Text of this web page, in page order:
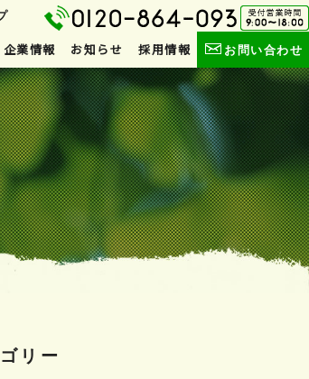
企業情報 お知らせ 採用情報 お問い合わせ
リー